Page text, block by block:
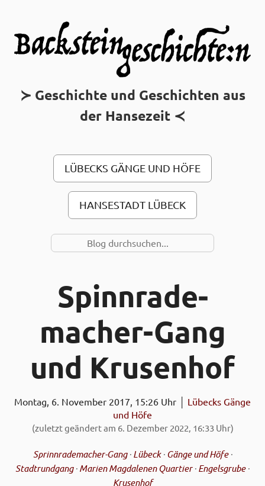
MAIN MENU
Geschichte und Geschichten aus
der Hansezeit
LÜBECKS GÄNGE UND HÖFE
HANSESTADT LÜBECK
SUCHE NACH…
Spinn­rade­
macher-Gang
und Krusen­hof
Montag, 6. November 2017, 15:26 Uhr │ Lübecks Gänge
und Höfe
(zuletzt geändert am 6. Dezember 2022, 16:33 Uhr)
Sprinnrademacher-Gang· Lübeck· Gänge und Höfe·
Stadtrundgang· Marien Magdalenen Quartier· Engelsgrube·
Krusenhof